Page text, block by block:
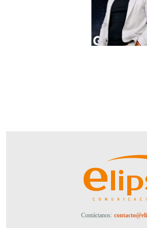
Contáctanos: